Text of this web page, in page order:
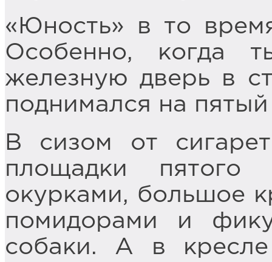
«Юность» в то
Особенно, когда
железную дверь в
поднимался на
В сизом от
площадки
окурками, большое
помидорами и
собаки. А в